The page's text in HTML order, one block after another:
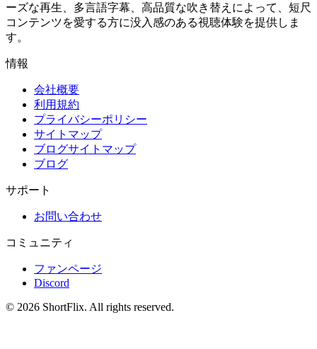
ーズな再生、多言語字幕、高品質な吹き替えによって、短尺
コンテンツを愛する方に没入感のある視聴体験を提供しま
す。
情報
会社概要
利用規約
プライバシーポリシー
サイトマップ
ブログサイトマップ
ブログ
サポート
お問い合わせ
コミュニティ
ファンページ
Discord
© 2026 ShortFlix. All rights reserved.